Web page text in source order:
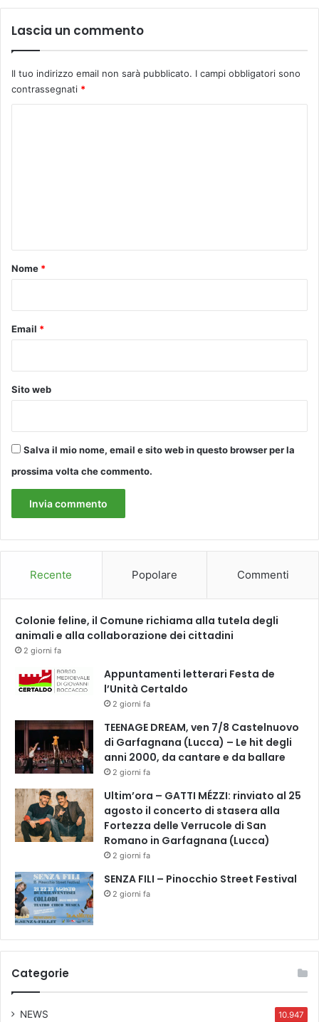
Lascia un commento
Il tuo indirizzo email non sarà pubblicato. I campi obbligatori sono
contrassegnati *
o
Nome *
Email *
Sito web
Salva il mio nome, email e sito web in questo browser per la
prossima volta che commento.
Recente Popolare Commenti
Colonie feline, il Comune richiama alla tutela degli
animali e alla collaborazione dei cittadini
2 giorni fa
Appuntamenti letterari Festa de
l’Unità Certaldo
2 giorni fa
TEENAGE DREAM, ven 7/8 Castelnuovo
di Garfagnana (Lucca) – Le hit degli
anni 2000, da cantare e da ballare
2 giorni fa
Ultim’ora – GATTI MÉZZI: rinviato al 25
agosto il concerto di stasera alla
Fortezza delle Verrucole di San
Romano in Garfagnana (Lucca)
2 giorni fa
SENZA FILI – Pinocchio Street Festival
2 giorni fa
Categorie
NEWS 10.947